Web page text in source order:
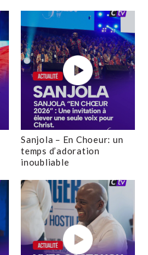
Sanjola – En Choeur: un
temps d’adoration
inoubliable